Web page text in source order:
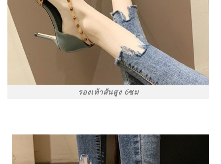
รองเท้าส้นสูง 6ซม